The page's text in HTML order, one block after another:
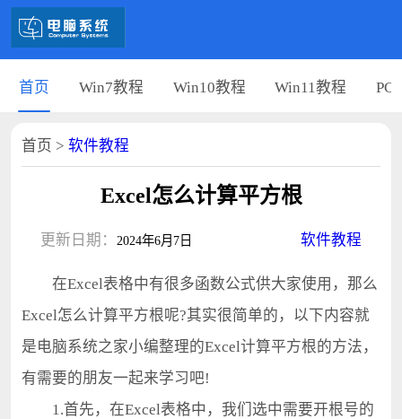
首页 Win7教程 Win10教程 Win11教程 PC
首页 > 软件教程
Excel怎么计算平方根
更新日期： 2024年6月7日 软件教程
在Excel表格中有很多函数公式供大家使用，那么
Excel怎么计算平方根呢?其实很简单的，以下内容就
是电脑系统之家小编整理的Excel计算平方根的方法，
有需要的朋友一起来学习吧!
1.首先，在Excel表格中，我们选中需要开根号的